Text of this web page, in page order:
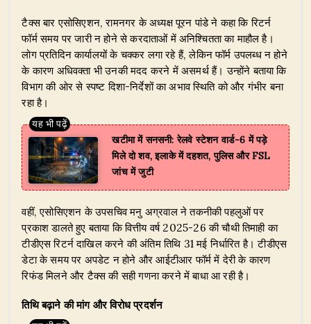
टैक्स बार एसोसिएशन, रामनगर के अध्यक्ष पूरन पांडे ने कहा कि रिटर्न
फॉर्म समय पर जारी न होने से करदाताओं में अनिश्चितता का माहौल है।
लोग प्रतिदिन कार्यालयों के चक्कर लगा रहे हैं, लेकिन फॉर्म उपलब्ध न होने
के कारण अधिवक्ता भी उनकी मदद करने में असमर्थ हैं। उन्होंने बताया कि
विभाग की ओर से स्पष्ट दिशा-निर्देशों का अभाव स्थिति को और गंभीर बना
रहा है।
खटीमा में सनसनी: रेलवे स्टेशन वार्ड-6 में पड़े
मिले दो शव, इलाके में दहशत, पुलिस और FSL
जांच में जुटी
​वहीं, एसोसिएशन के उपसचिव मनु अग्रवाल ने तकनीकी पहलुओं पर
प्रकाश डालते हुए बताया कि वित्तीय वर्ष 2025-26 की चौथी तिमाही का
टीडीएस रिटर्न दाखिल करने की अंतिम तिथि 31 मई निर्धारित है। टीडीएस
डेटा के समय पर अपडेट न होने और आईटीआर फॉर्म में देरी के कारण
रिफंड मिलने और टैक्स की सही गणना करने में बाधा आ रही है।
तिथि बढ़ाने की मांग और विरोध प्रदर्शन